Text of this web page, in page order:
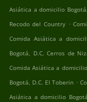
Asiática a domicilio
Recodo del Country .
Comida Asiática a
Bogotá, D.C. Cerros de
Comida Asiática a
Bogotá, D.C. El Toberin .
Asiática a domicilio